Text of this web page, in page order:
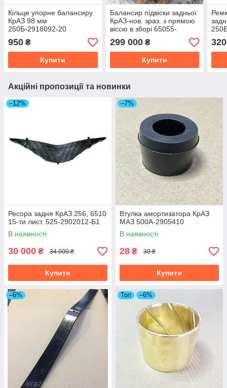
Кільце упорне балансиру
КрАЗ 98 мм
250Б-2918092-20
950 ₴
Купити
Балансир підвіски задньої
КрАЗ-нов. зраз. з прямою
віссю в зборі 65055-
2918005-10
299 000₴
Купити
320
Акційні пропозиції та новинки
–12%
Ресора задня КрАЗ 256, 6510
15-ти лист. 525-2902012-Б1
В наявності
30 000 ₴ 34 000 ₴
Купити
–7%
Втулка амортизатора КрАЗ
МАЗ 500А-2905410
В наявності
28 ₴ 30 ₴
Купити
–6% Топ –6%